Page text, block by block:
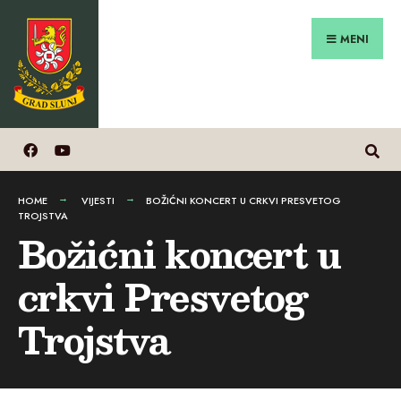
Preskoči
sadržaj
MENI
HOME VIJESTI
BOŽIĆNI KONCERT U CRKVI PRESVETOG
TROJSTVA
Božićni koncert u
crkvi Presvetog
Trojstva
for: